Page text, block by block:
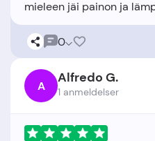
0
A Alfredo G.
1 anmeldelser